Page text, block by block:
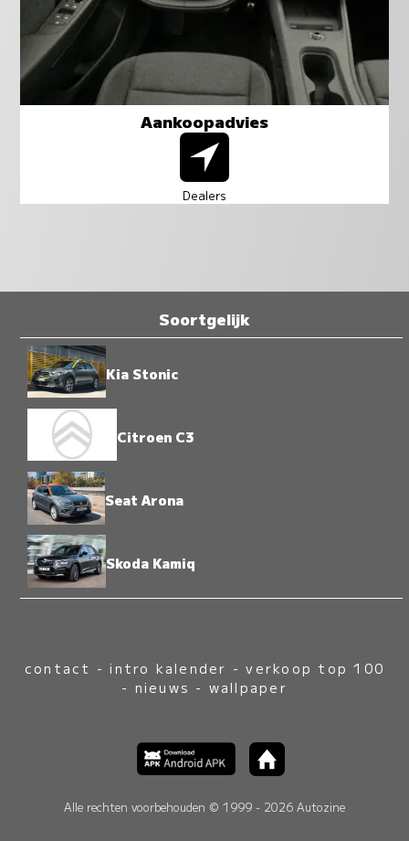
Aankoopadvies
Dealers
Soortgelijk
Kia Stonic
Citroen C3
Seat Arona
Skoda Kamiq
contact -intro kalender -verkoop top 100
- nieuws - wallpaper
Alle rechten voorbehouden © 1999 - 2026 Autozine